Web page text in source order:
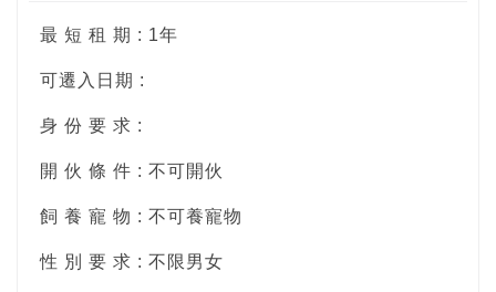
最 短 租 期 : 1年
可遷入日期 :
身 份 要 求 :
開 伙 條 件 : 不可開伙
飼 養 寵 物 : 不可養寵物
性 別 要 求 : 不限男女